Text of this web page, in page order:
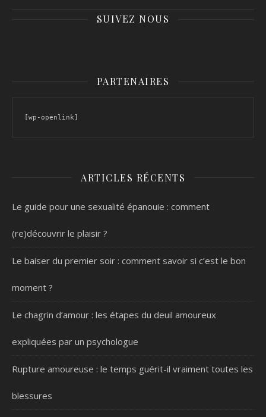
SUIVEZ NOUS
PARTENAIRES
[wp-openlink]
ARTICLES RÉCENTS
Le guide pour une sexualité épanouie : comment
(re)découvrir le plaisir ?
Le baiser du premier soir : comment savoir si c’est le bon
moment ?
Le chagrin d’amour : les étapes du deuil amoureux
expliquées par un psychologue
Rupture amoureuse : le temps guérit-il vraiment toutes les
blessures